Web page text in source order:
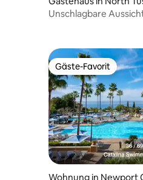
Unschlagbare
Gäste-Favorit
Gäste-Favorit
Wohnung in Newport